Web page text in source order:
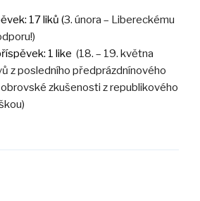
17 liků (3. února – Libereckému
1 like (18. – 19. května
z posledního předprázdnínového
zkušenosti z republikového